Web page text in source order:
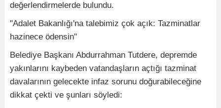
değerlendirmelerde bulundu.
"Adalet Bakanlığı'na talebimiz çok açık: Tazminatlar
hazinece ödensin"
Belediye Başkanı Abdurrahman Tutdere, depremde
yakınlarını kaybeden vatandaşların açtığı tazminat
davalarının gelecekte infaz sorunu doğurabileceğine
dikkat çekti ve şunları söyledi: